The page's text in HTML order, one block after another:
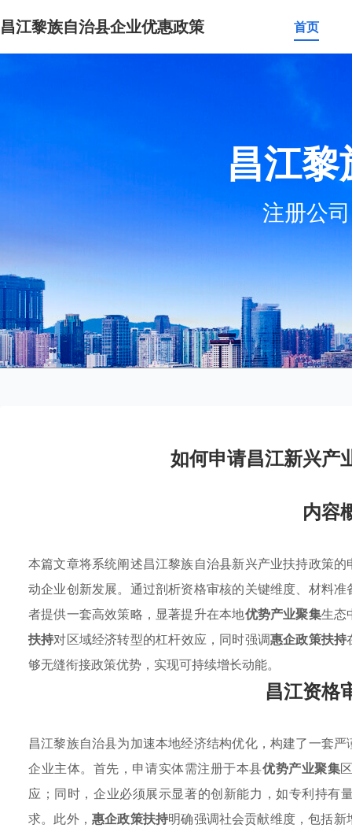
昌江黎族自治县企业优惠政策 首页
昌江
注册公
如何申请昌江新兴产
内容
本篇文章将系统阐述昌江黎族自治县新兴产业扶持政策
动企业创新发展。通过剖析资格审核的关键维度、材料
者提供一套高效策略，显著提升在本地优势产业聚集生态
扶持对区域经济转型的杠杆效应，同时强调惠企政策扶持
够无缝衔接政策优势，实现可持续增长动能。
昌江资格
昌江黎族自治县为加速本地经济结构优化，构建了一套
企业主体。首先，申请实体需注册于本县优势产业聚集
应；同时，企业必须展示显著的创新能力，如专利持有
求。此外， 惠企政策扶持明确强调社会贡献维度，包括